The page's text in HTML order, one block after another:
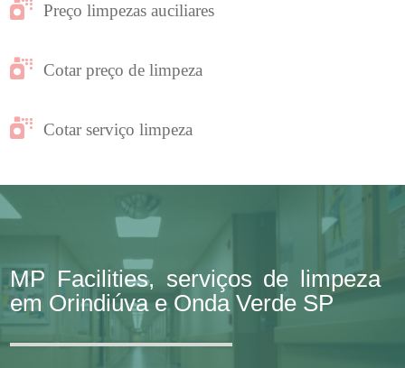
Preço limpezas auciliares
Cotar preço de limpeza
Cotar serviço limpeza
MP Facilities, serviços de limpeza
em Orindiúva e Onda Verde SP